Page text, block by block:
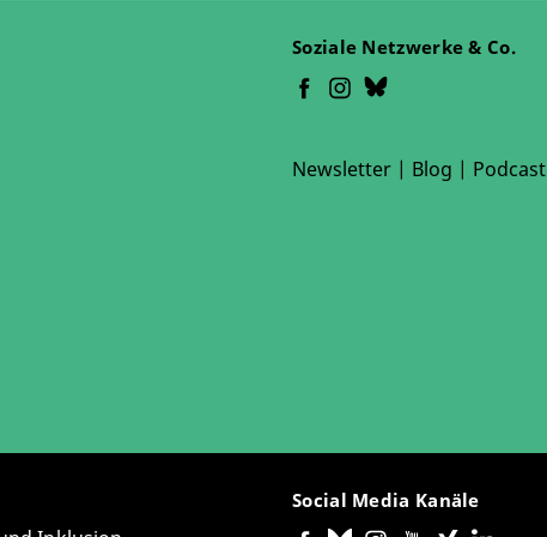
Soziale Netzwerke & Co.
Newsletter | Blog | Podcast
Social Media Kanäle